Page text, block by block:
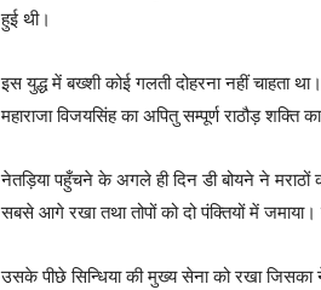
हुई थी।
इस युद्ध में बख्शी कोई गलती दोहरना नहीं
महाराजा विजयसिंह का अपितु सम्पूर्ण राठौड़ शक्ति
नेतड़िया पहुँचने के अगले ही दिन डी बोयने ने
सबसे आगे रखा तथा तोपों को दो पंक्तियों में
उसके पीछे सिन्धिया की मुख्य सेना को रखा जिसका